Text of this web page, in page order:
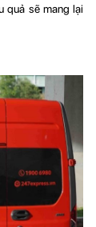
quả sẽ mang lại